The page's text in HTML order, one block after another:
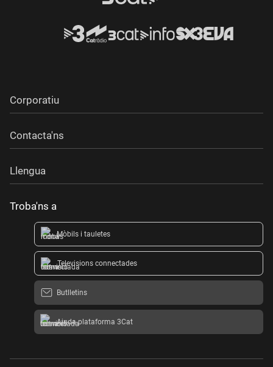
Corporatiu
Contacta'ns
Llengua
Troba'ns a
Mòbils i tauletes
Televisions connectades
Butlletins
Ajuda plataforma 3Cat